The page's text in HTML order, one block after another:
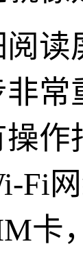
阅读
非常
作
Fi
卡